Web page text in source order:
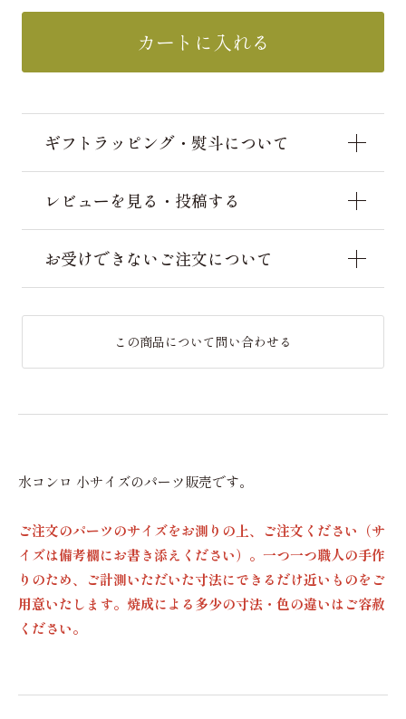
カートに入れる
ギフトラッピング・熨斗について
レビューを見る・投稿する
お受けできないご注文について
この商品について問い合わせる
水コンロ 小サイズのパーツ販売です。
ご注文のパーツのサイズをお測りの上、ご注文ください（サ
イズは備考欄にお書き添えください）。一つ一つ職人の手作
りのため、ご計測いただいた寸法にできるだけ近いものをご
用意いたします。焼成による多少の寸法・色の違いはご容赦
ください。